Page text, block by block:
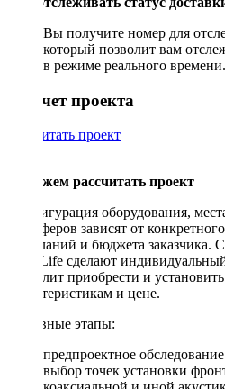
Вы получите номер для
который позволит вам
в режиме реального времени.
Рассчет проекта
Рассчитать проект
Поможем рассчитать проект
Конфигурация оборудования,
сабвуферов зависят от
пожеланий и бюджета заказчика.
DriveLife сделают
позволит приобрести и
характеристикам и цене.
Основные этапы:
предпроектное
выбор точек установки